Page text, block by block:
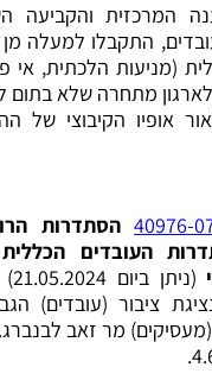
המרכזית והקביעה
התקבלו למעלה מן
(מניעות הלכתית, אי
מתחרה שלא
אופיו הקיבוצי של
40976- הסתדרות
העובדים
ציבור (עובדים)
(מעסיקים) מר זאב